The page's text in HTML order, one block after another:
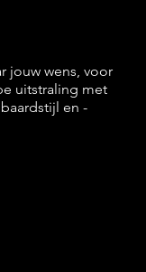
jouw wens, voor
uitstraling met
en -